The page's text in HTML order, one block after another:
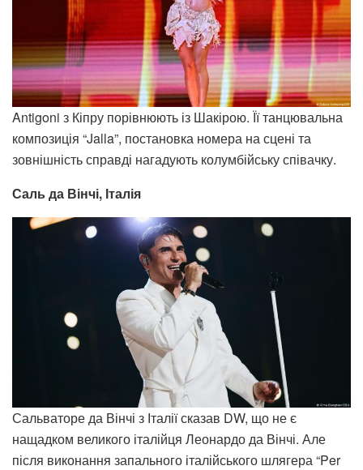
Antigoni з Кіпру порівнюють із Шакірою. Її танцювальна
композиція “Jalla”, постановка номера на сцені та
зовнішність справді нагадують колумбійську співачку.
Саль да Вінчі, Італія
Сальваторе да Вінчі з Італії сказав DW, що не є
нащадком великого італійця Леонардо да Вінчі. Але
після виконання запального італійського шлягера “Per